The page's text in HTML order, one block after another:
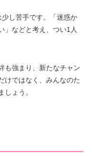
し苦手です。「迷惑か
」などと考え、つい1人
も強まり、新たなチャン
けではなく、みんなのた
ょう。